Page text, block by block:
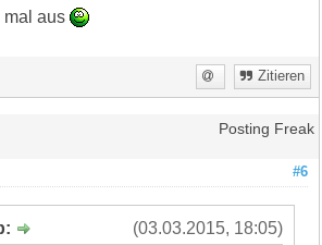
mal aus
Zitieren
Posting Freak
#6
(03.03.2015, 18:05)